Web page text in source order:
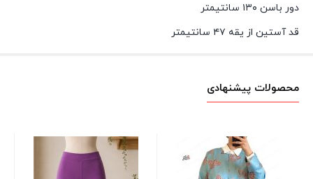
دور باسن ۱۳۰ سانتیمتر
قد آستین از یقه ۴۷ سانتیمتر
محصولات پیشنهادی